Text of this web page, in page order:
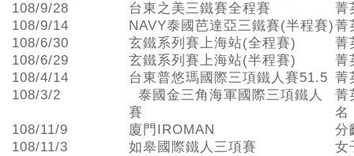
108/9/28
台東之美三鐵賽全程賽
菁
108/9/14
NAVY泰國芭達亞三鐵賽(半程賽)菁
108/6/30
玄鐵系列賽上海站(全程賽)
菁
108/6/29
玄鐵系列賽上海站(半程賽)
菁
108/4/14
台東普悠瑪國際三項鐵人賽51.5 菁
108/3/2
泰國金三角海軍國際三項鐵人
賽
菁
名
108/11/9
廈門IROMAN
分
108/11/3
如皋國際鐵人三項賽
女